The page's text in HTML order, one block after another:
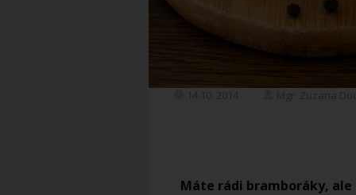
Máte rádi bramboráky,